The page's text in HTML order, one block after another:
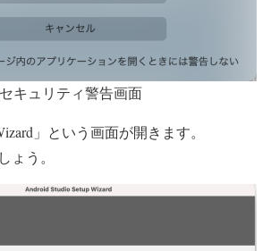
セキュリティ警告画面
」という画面が開きます。
ょう 。